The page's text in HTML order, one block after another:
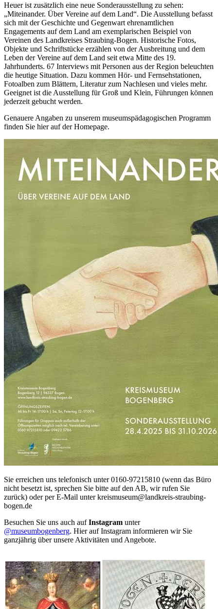
Heuer ist zusätzlich eine neue Sonderausstellung zu sehen:
„Miteinander. Über Vereine auf dem Land“. Die Ausstellung befasst
sich mit der Geschichte und Gegenwart ehrenamtlichen
Engagements auf dem Land am exemplarischen Beispiel von
Vereinen des Landkreises Straubing-Bogen. Historische Fotos,
Objekte und Schriftstücke erzählen von der Ausbreitung und dem
Leben der Vereine auf dem Land seit etwa Mitte des 19.
Jahrhunderts. 67 Interviews mit Personen aus der Region beleuchten
die heutige Situation. Dazu kommen Hör- und Fernsehstationen,
Fotoalben zum Blättern, Literatur zum Nachlesen und vieles mehr.
Geeignet ist die Ausstellung für Groß und Klein, Führungen können
jederzeit gebucht werden.
Genauere Angaben zu unserem museumspädagogischen Programm
finden Sie hier auf der Homepage.
Sie erreichen uns telefonisch unter 0160-97215810 (wenn das Büro
nicht besetzt ist, sprechen Sie bitte auf den AB, wir rufen Sie
zurück) oder per E-Mail unter kreismuseum@landkreis-straubing-
bogen.de
Besuchen Sie uns auch aufInstagram unter
@museumbogenberg. Hier auf Instagram informieren wir Sie
ganzjährig über unsere Aktivitäten und Angebote.